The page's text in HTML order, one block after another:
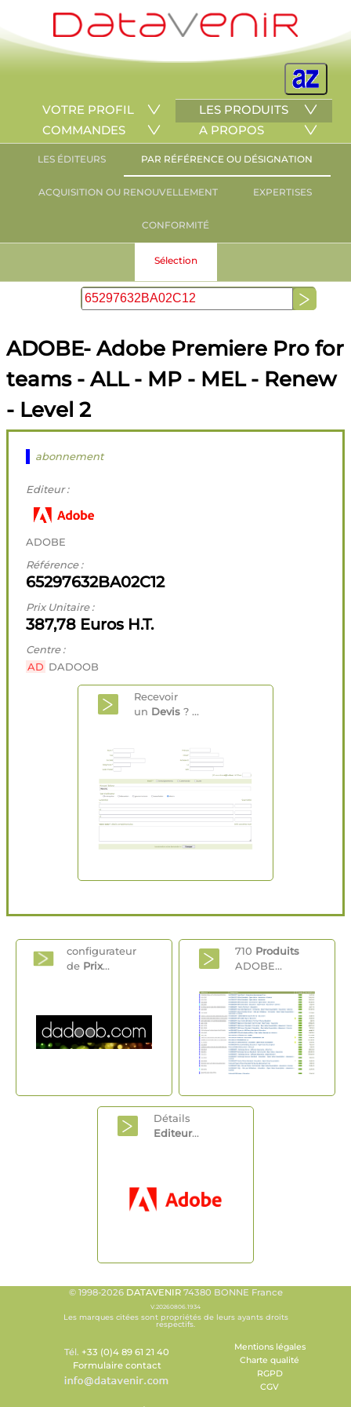
VOTRE PROFIL
LES PRODUITS
COMMANDES
A PROPOS
LES ÉDITEURS PAR RÉFÉRENCE OU DÉSIGNATION
ACQUISITION OU RENOUVELLEMENT EXPERTISES
CONFORMITÉ
Sélection
ADOBE- Adobe Premiere Pro for
teams - ALL - MP - MEL - Renew
- Level 2
abonnement
Editeur :
ADOBE
Référence :
65297632BA02C12
Prix Unitaire :
387,78 Euros H.T.
Centre :
AD DADOOB
Recevoir
un Devis ? ...
configurateur
de Prix...
710 Produits
ADOBE...
Détails
Editeur...
© 1998-2026 DATAVENIR74380 BONNE France
V.20260806.1934
Les marques citées sont propriétés de leurs ayants droits
respectifs.
Tél. +33 (0)4 89 61 21 40
Formulaire contact
Mentions légales
Charte qualité
RGPD
CGV